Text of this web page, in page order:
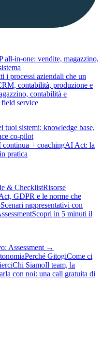
all-in-one: vendite, magazzino,
i processi aziendali che un
contabilità, produzione e
contabilità e
service
tuoi sistemi: knowledge base,
co-pilot
continua + coachingAI Act: la
pratica
& ChecklistRisorse
GDPR e le norme che
Scenari rappresentativi con
Scopri in 5 minuti il
Assessment →
Perché GitogiCome ci
Chi SiamoIl team, la
con noi: una call gratuita di